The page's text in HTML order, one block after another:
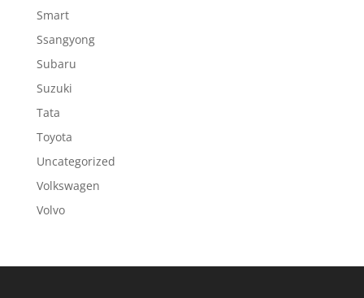
Smart
Ssangyong
Subaru
Suzuki
Tata
Toyota
Uncategorized
Volkswagen
Volvo